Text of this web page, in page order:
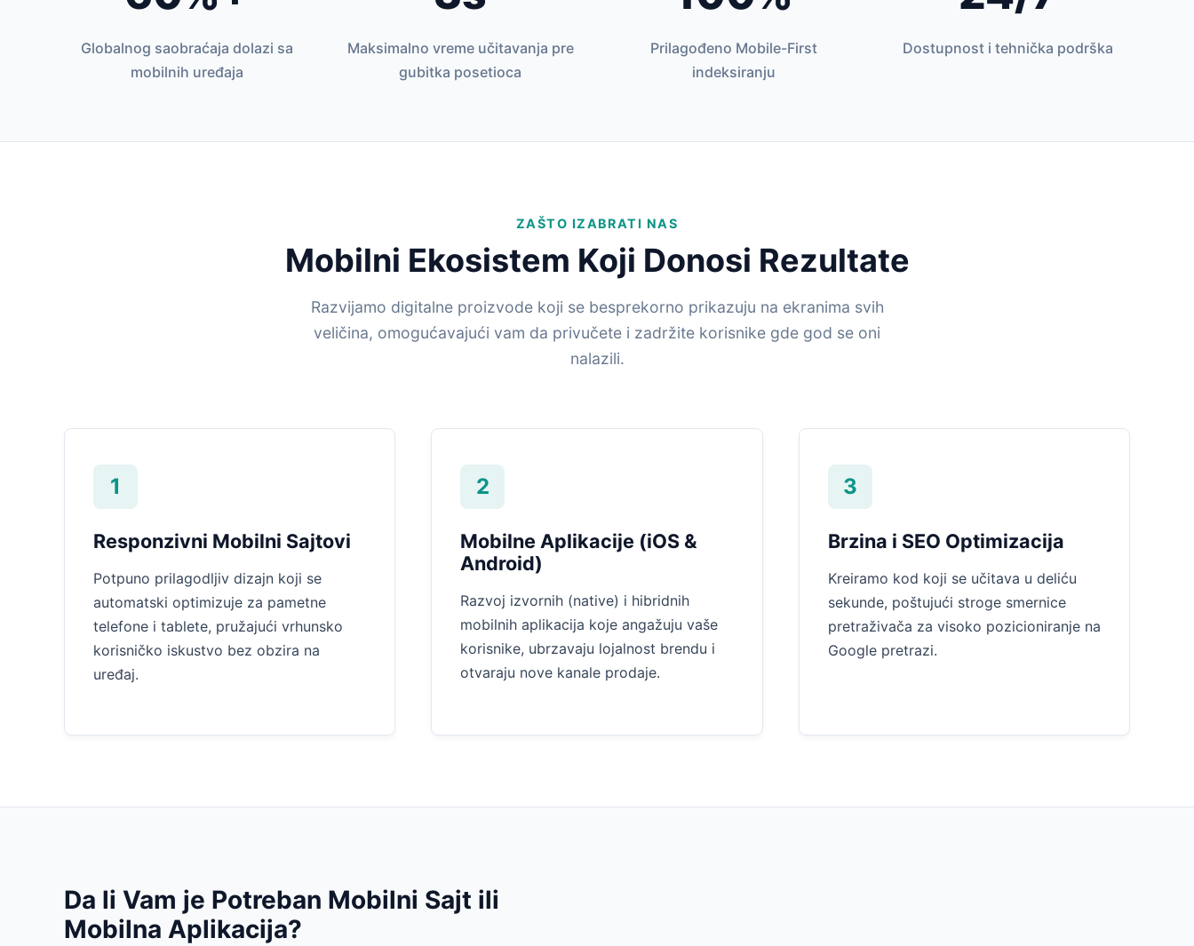
Globalnog saobraćaja dolazi sa
mobilnih uređaja
Maksimalno vreme učitavanja pre
gubitka posetioca
Prilagođeno Mobile-First
indeksiranju
Dostupnost i tehnička podrška
ZAŠTO IZABRATI NAS
Mobilni Ekosistem Koji Donosi Rezultate
Razvijamo digitalne proizvode koji se besprekorno prikazuju na ekranima svih
veličina, omogućavajući vam da privučete i zadržite korisnike gde god se oni
nalazili.
1
Responzivni Mobilni Sajtovi
Potpuno prilagodljiv dizajn koji se
automatski optimizuje za pametne
telefone i tablete, pružajući vrhunsko
korisničko iskustvo bez obzira na
uređaj.
2
Mobilne Aplikacije (iOS &
Android)
Razvoj izvornih (native) i hibridnih
mobilnih aplikacija koje angažuju vaše
korisnike, ubrzavaju lojalnost brendu i
otvaraju nove kanale prodaje.
3
Brzina i SEO Optimizacija
Kreiramo kod koji se učitava u deliću
sekunde, poštujući stroge smernice
pretraživača za visoko pozicioniranje na
Google pretrazi.
Da li Vam je Potreban Mobilni Sajt ili
Mobilna Aplikacija?